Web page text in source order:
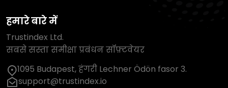
हमारे बारे में
Trustindex Ltd.
सबसे सस्ता समीक्षा प्रबंधन सॉफ़्टवेयर
1095 Budapest, हंगरी Lechner Ödön fasor 3.
support@trustindex.io